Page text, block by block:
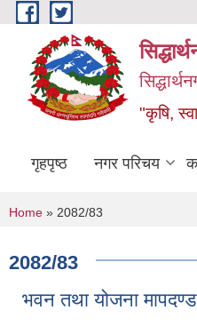
Skip to main content
"कृषि,
गृहपृष्ठ नगर परिचय
You are here
Home » 2082/83
2082/83
भवन तथा योजना